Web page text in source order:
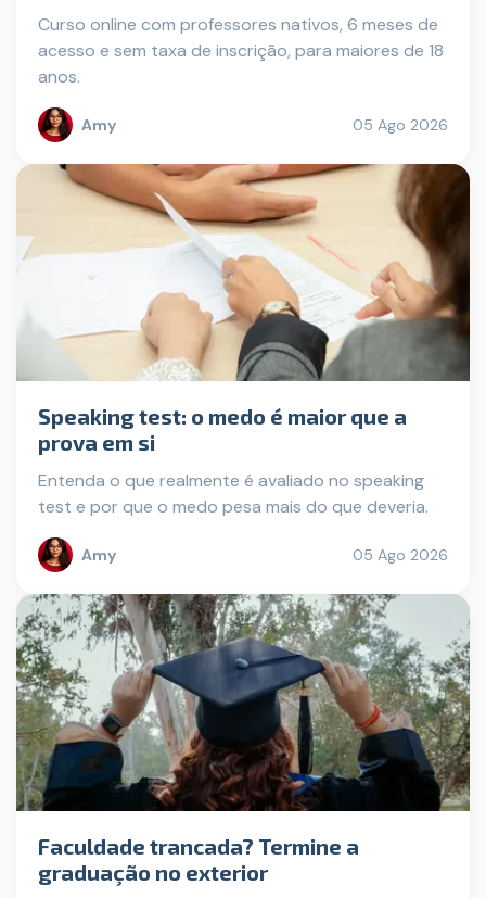
Curso online com professores nativos, 6 meses de
acesso e sem taxa de inscrição, para maiores de 18
anos.
Amy 05 Ago 2026
Speaking test: o medo é maior que a
prova em si
Entenda o que realmente é avaliado no speaking
test e por que o medo pesa mais do que deveria.
Amy 05 Ago 2026
Faculdade trancada? Termine a
graduação no exterior